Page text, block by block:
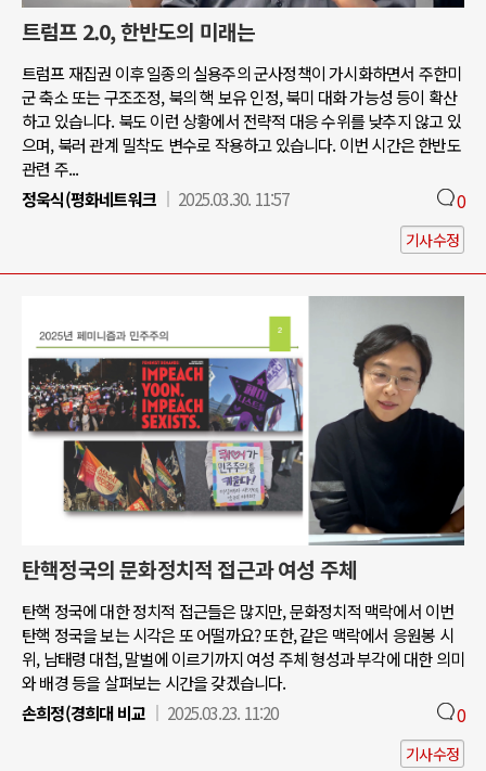
트럼프 2.0, 한반도의 미래는
트럼프 재집권 이후 일종의 실용주의 군사정책이 가시화하면서 주한미
군 축소 또는 구조조정, 북의 핵 보유 인정, 북미 대화 가능성 등이 확산
하고 있습니다. 북도 이런 상황에서 전략적 대응 수위를 낮추지 않고 있
으며, 북러 관계 밀착도 변수로 작용하고 있습니다. 이번 시간은 한반도
관련 주...
정욱식(평화네트워크
2025.03.30. 11:57 0
기사수정
탄핵정국의 문화정치적 접근과 여성 주체
탄핵 정국에 대한 정치적 접근들은 많지만, 문화정치적 맥락에서 이번
탄핵 정국을 보는 시각은 또 어떨까요? 또한, 같은 맥락에서 응원봉 시
위, 남태령 대첩, 말벌에 이르기까지 여성 주체 형성과 부각에 대한 의미
와 배경 등을 살펴보는 시간을 갖겠습니다.
손희정(경희대 비교
2025.03.23. 11:20 0
기사수정